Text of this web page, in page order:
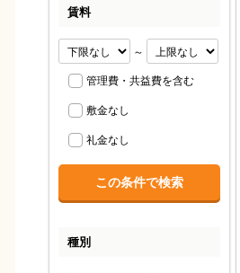
賃料
～
管理費・共益費を含む
敷金なし
礼金なし
種別